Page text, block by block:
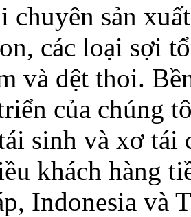
chuyên sản
các loại sợi
và dệt thoi.
của chúng
sinh và xơ tái
khách hàng
Indonesia và